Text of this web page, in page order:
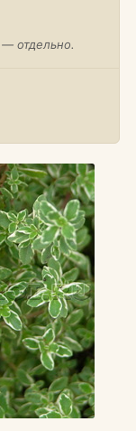
отдельно.